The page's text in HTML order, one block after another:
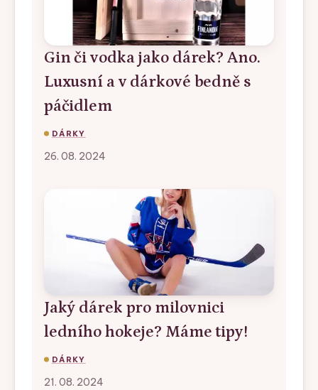
Gin či vodka jako dárek? Ano.
Luxusní a v dárkové bedně s
páčidlem
DÁRKY
26. 08. 2024
Jaký dárek pro milovnici
ledního hokeje? Máme tipy!
DÁRKY
21. 08. 2024